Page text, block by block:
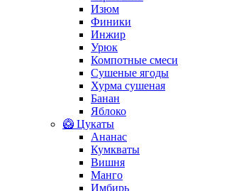
Изюм
Финики
Инжир
Урюк
Компотные смеси
Сушеные ягоды
Хурма сушеная
Банан
Яблоко
🥝 Цукаты
Ананас
Кумкваты
Вишня
Манго
Имбирь